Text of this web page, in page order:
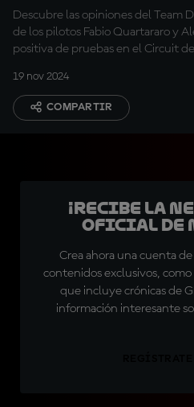
Descubre las opiniones del Team
de los pilotos Fabio Quartararo y
positiva de pruebas en el Circuit
19 nov 2024
COMPARTIR
¡Recibe la
oficial de
Crea ahora una cuenta
contenidos exclusivos,
que incluye crónicas de
información interesante